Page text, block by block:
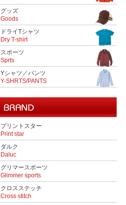
グッズ
Goods
ドライTシャツ
Dry T-shirt
スポーツ
Sprts
Yシャツ／パンツ
Y-SHRTS/PANTS
プリントスター
Print star
ダルク
Daluc
グリマースポーツ
Glimmer sports
クロスステッチ
Cross stitch